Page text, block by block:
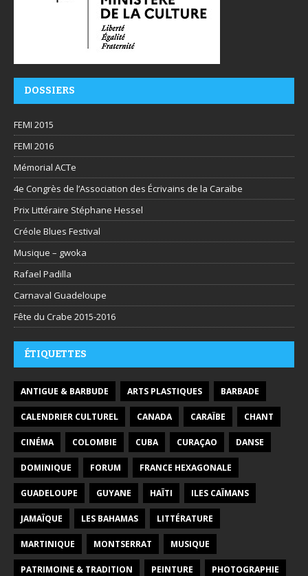
DOSSIERS
FEMI 2015
FEMI 2016
Mémorial ACTe
4e Congrès de l’Association des Écrivains de la Caraïbe
Prix Littéraire Stéphane Hessel
Créole Blues Festival
Musique – gwoka
Rafael Padilla
Carnaval Guadeloupe
Fête du Crabe 2015-2016
ÉTIQUETTES
ANTIGUE & BARBUDE ARTS PLASTIQUES BARBADE
CALENDRIER CULTUREL CANADA CARAÏBE CHANT
CINÉMA COLOMBIE CUBA CURAÇAO DANSE
DOMINIQUE FORUM FRANCE HEXAGONALE
GUADELOUPE GUYANE HAÏTI ILES CAÏMANS
JAMAÏQUE LES BAHAMAS LITTÉRATURE
MARTINIQUE MONTSERRAT MUSIQUE
PATRIMOINE & TRADITION PEINTURE PHOTOGRAPHIE